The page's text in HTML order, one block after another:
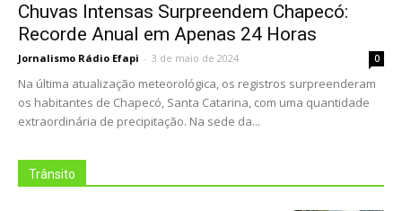
Chuvas Intensas Surpreendem Chapecó:
Recorde Anual em Apenas 24 Horas
Jornalismo Rádio Efapi - 3 de maio de 2024 0
Na última atualização meteorológica, os registros surpreenderam
os habitantes de Chapecó, Santa Catarina, com uma quantidade
extraordinária de precipitação. Na sede da...
Trânsito